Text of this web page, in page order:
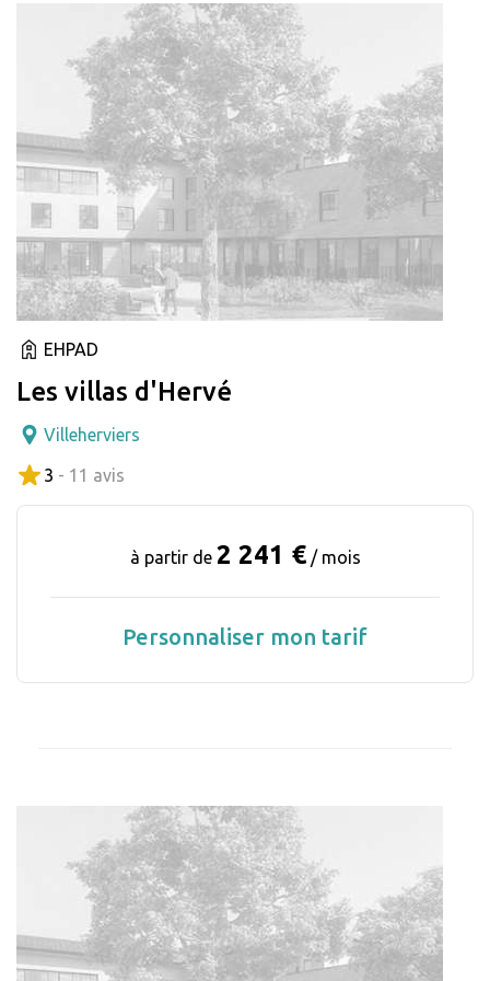
EHPAD
Les villas d'Hervé
Villeherviers
3 - 11 avis
à partir de 2 241 € / mois
Personnaliser mon tarif